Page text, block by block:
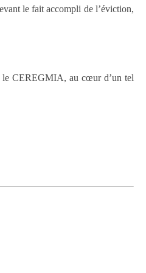
le fait accompli de l’éviction,
le CEREGMIA, au cœur d’un tel